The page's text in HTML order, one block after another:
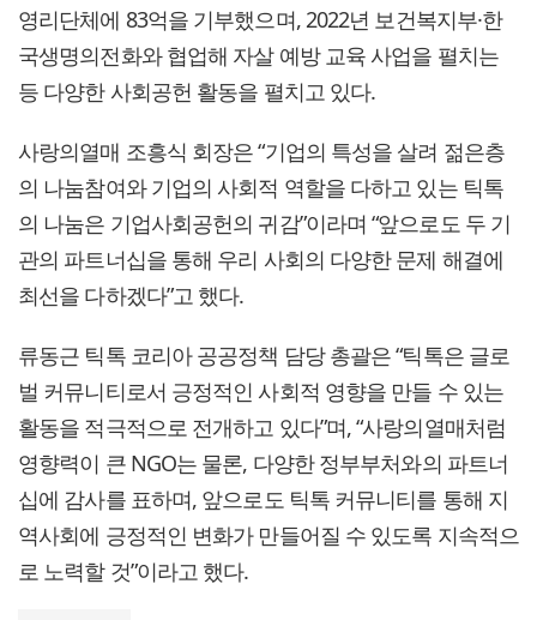
영리단체에 83억을 기부했으며, 2022년 보건복지부·한
국생명의전화와 협업해 자살 예방 교육 사업을 펼치는
등 다양한 사회공헌 활동을 펼치고 있다.
사랑의열매 조흥식 회장은 “기업의 특성을 살려 젊은층
의 나눔참여와 기업의 사회적 역할을 다하고 있는 틱톡
의 나눔은 기업사회공헌의 귀감”이라며 “앞으로도 두 기
관의 파트너십을 통해 우리 사회의 다양한 문제 해결에
최선을 다하겠다”고 했다.
류동근 틱톡 코리아 공공정책 담당 총괄은 “틱톡은 글로
벌 커뮤니티로서 긍정적인 사회적 영향을 만들 수 있는
활동을 적극적으로 전개하고 있다”며, “사랑의열매처럼
영향력이 큰 NGO는 물론, 다양한 정부부처와의 파트너
십에 감사를 표하며, 앞으로도 틱톡 커뮤니티를 통해 지
역사회에 긍정적인 변화가 만들어질 수 있도록 지속적으
로 노력할 것”이라고 했다.